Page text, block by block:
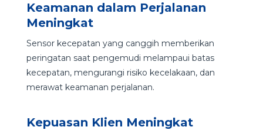
Keamanan dalam Perjalanan
Meningkat
Sensor kecepatan yang canggih memberikan
peringatan saat pengemudi melampaui batas
kecepatan, mengurangi risiko kecelakaan, dan
merawat keamanan perjalanan.
Kepuasan Klien Meningkat